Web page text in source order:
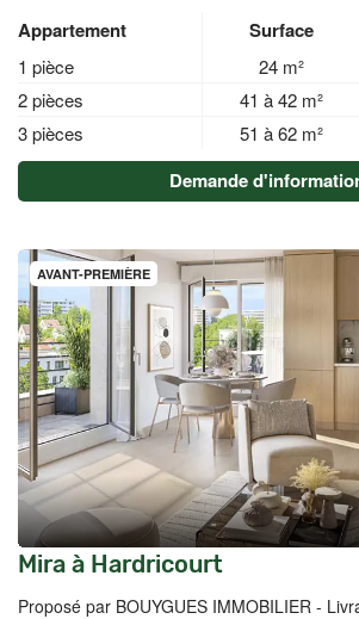
Appartement Surface
1 pièce 24 m²
2 pièces 41 à 42 m²
3 pièces 51 à 62 m²
Demande
AVANT-PREMIÈRE
Mira à Hardricourt
Proposé par BOUYGUES IMMOBILIER -